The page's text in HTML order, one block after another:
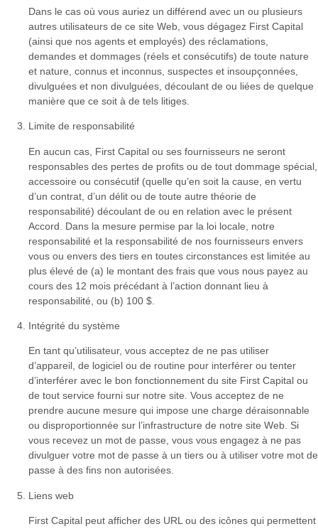
Dans le cas où vous auriez un différend avec un ou plusieurs
autres utilisateurs de ce site Web, vous dégagez First Capital
(ainsi que nos agents et employés) des réclamations,
demandes et dommages (réels et consécutifs) de toute nature
et nature, connus et inconnus, suspectes et insoupçonnées,
divulguées et non divulguées, découlant de ou liées de quelque
manière que ce soit à de tels litiges.
Limite de responsabilité
En aucun cas, First Capital ou ses fournisseurs ne seront
responsables des pertes de profits ou de tout dommage spécial,
accessoire ou consécutif (quelle qu’en soit la cause, en vertu
d’un contrat, d’un délit ou de toute autre théorie de
responsabilité) découlant de ou en relation avec le présent
Accord. Dans la mesure permise par la loi locale, notre
responsabilité et la responsabilité de nos fournisseurs envers
vous ou envers des tiers en toutes circonstances est limitée au
plus élevé de (a) le montant des frais que vous nous payez au
cours des 12 mois précédant à l’action donnant lieu à
responsabilité, ou (b) 100 $.
Intégrité du système
En tant qu’utilisateur, vous acceptez de ne pas utiliser
d’appareil, de logiciel ou de routine pour interférer ou tenter
d’interférer avec le bon fonctionnement du site First Capital ou
de tout service fourni sur notre site. Vous acceptez de ne
prendre aucune mesure qui impose une charge déraisonnable
ou disproportionnée sur l’infrastructure de notre site Web. Si
vous recevez un mot de passe, vous vous engagez à ne pas
divulguer votre mot de passe à un tiers ou à utiliser votre mot de
passe à des fins non autorisées.
Liens web
First Capital peut afficher des URL ou des icônes qui permettent